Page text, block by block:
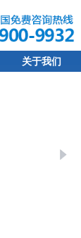
关于我们